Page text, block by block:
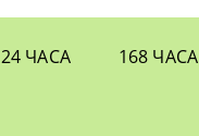
24 ЧАСА 168 ЧАСА